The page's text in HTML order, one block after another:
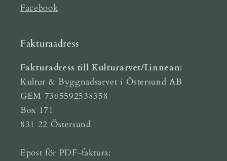
Facebook
Fakturaadress
Fakturadress till Kulturarvet/Linnean:
Kultur & Byggnadsarvet i Östersund AB
GEM 7365592538358
Box 171
831 22 Östersund
Epost för PDF-faktura: